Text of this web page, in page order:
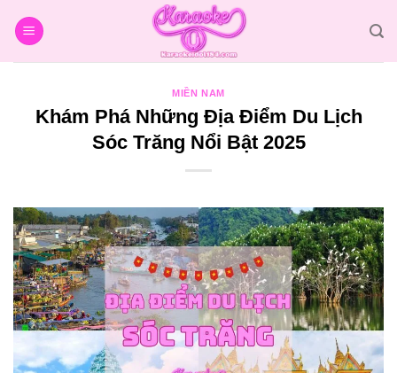
qua
MIỀN NAM
Khám Phá Những Địa Điểm Du Lịch
Sóc Trăng Nổi Bật 2025